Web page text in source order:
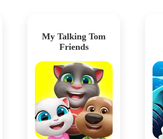
My Talking Tom
Friends